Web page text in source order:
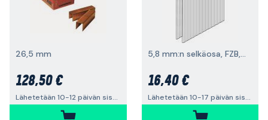
26,5 mm
128,50 €
Lähetetään 10-12 päivän sisällä
5,8 mm:n selkäosa, FZB, 5000 kpl
16,40 €
Lähetetään 10-17 päivän sisällä